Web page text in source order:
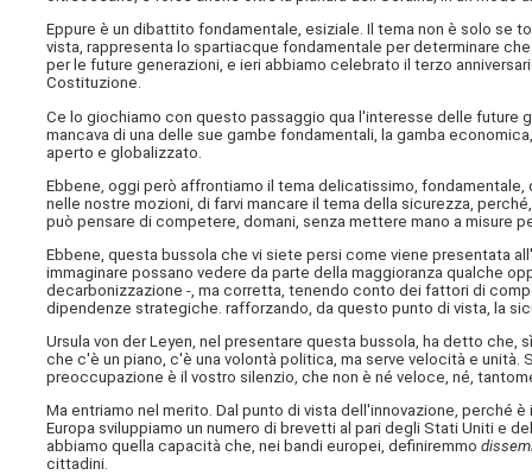
Eppure è un dibattito fondamentale, esiziale. Il tema non è solo se
vista, rappresenta lo spartiacque fondamentale per determinare
per le future generazioni, e ieri abbiamo celebrato il terzo
Costituzione.
Ce lo giochiamo con questo passaggio qua l'interesse delle future
mancava di una delle sue gambe fondamentali, la gamba
aperto e globalizzato.
Ebbene, oggi però affrontiamo il tema delicatissimo,
nelle nostre mozioni, di farvi mancare il tema della sicurezza,
può pensare di competere, domani, senza mettere mano a misure
Ebbene, questa bussola che vi siete persi come viene presentata
immaginare possano vedere da parte della maggioranza qualche
decarbonizzazione -, ma corretta, tenendo conto dei fattori di
dipendenze strategiche. rafforzando, da questo punto di vista, la
Ursula von der Leyen, nel presentare questa bussola, ha detto
che c'è un piano, c'è una volontà politica, ma serve velocità e
preoccupazione è il vostro silenzio, che non è né veloce, né,
Ma entriamo nel merito. Dal punto di vista dell'innovazione, perché
Europa sviluppiamo un numero di brevetti al pari degli Stati Uniti e
abbiamo quella capacità che, nei bandi europei, definiremmo
cittadini.